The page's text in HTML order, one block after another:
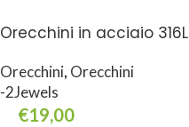
Orecchini in acciaio 316L
Orecchini, Orecchini
-2Jewels
€19,00